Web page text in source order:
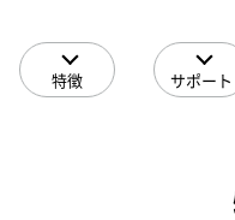
特徴 サポート